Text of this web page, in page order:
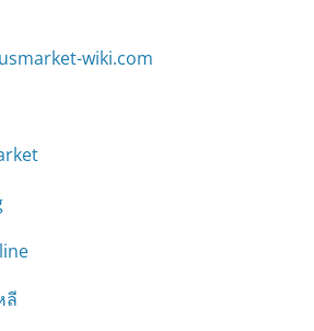
wiki.com
ลี